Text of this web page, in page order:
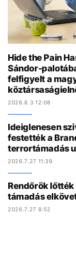
Hide the Pain
Sándor-
felfigyelt a
2026.8.3 12:08
Ideiglenesen
festették a
terrortámadás
2026.7.27 11:39
Rendőrök
támadás
2026.7.27 8:52